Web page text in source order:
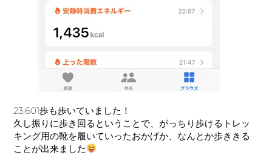
23,601歩も歩いていました！
久し振りに歩き回るということで、がっちり歩けるトレッ
キング用の靴を履いていったおかげか、なんとか歩ききる
ことが出来ました